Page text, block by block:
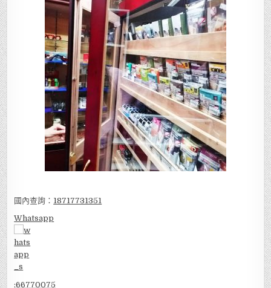
國內查詢： 18717731351
Whatsapp
:66770075